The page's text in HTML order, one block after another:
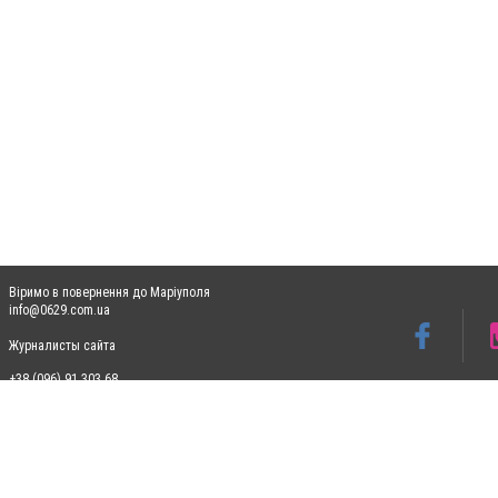
Віримо в повернення до Маріуполя
info@0629.com.ua
Журналисты сайта
+38 (096) 91 303 68